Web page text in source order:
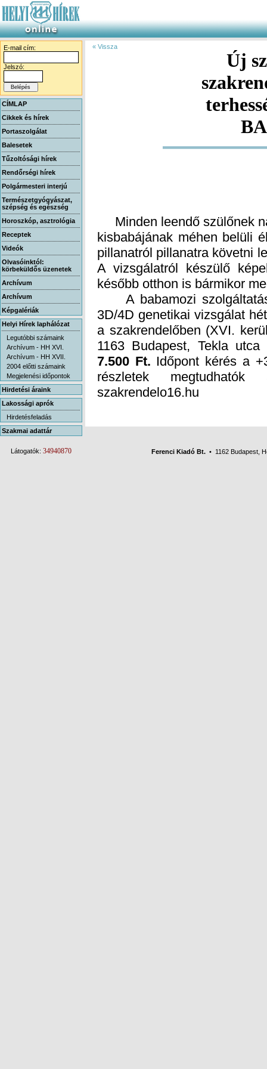
E-mail cím:
Jelszó:
CÍMLAP
Cikkek és hírek
Portaszolgálat
Balesetek
Tűzoltósági hírek
Rendőrségi hírek
Polgármesteri interjú
Természetgyógyászat,
szépség és egészség
Horoszkóp, asztrológia
Receptek
Videók
Olvasóinktól:
körbeküldős üzenetek
Archívum
Archívum
Képgalériák
Helyi Hírek laphálózat
Legutóbbi számaink
Archívum - HH XVI.
Archívum - HH XVII.
2004 előtti számaink
Megjelenési időpontok
Hirdetési áraink
Lakossági aprók
Hirdetésfeladás
Szakmai adattár
Látogatók: 34940870
« Vissza
Új
Minden leendő szülőnek
kisbabájának méhen belüli
pillanatról pillanatra követni
A vizsgálatról készülő
később otthon is bármikor
A babamozi szolgáltatás
3D/4D genetikai vizsgálat
a szakrendelőben (XVI.
1163 Budapest, Tekla utca
7.500 Ft. Időpont kérés a
részletek
szakrendelo16.hu
Ferenci Kiadó Bt. • 1162 Budapest,